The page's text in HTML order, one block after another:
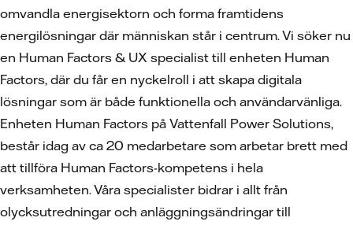
omvandla energisektorn och forma framtidens
energilösningar där människan står i centrum. Vi söker nu
en Human Factors & UX specialist till enheten Human
Factors, där du får en nyckelroll i att skapa digitala
lösningar som är både funktionella och användarvänliga.
Enheten Human Factors på Vattenfall Power Solutions,
består idag av ca 20 medarbetare som arbetar brett med
att tillföra Human Factors-kompetens i hela
verksamheten. Våra specialister bidrar i allt från
olycksutredningar och anläggningsändringar till